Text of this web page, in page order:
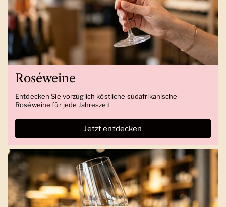
Roséweine
Entdecken Sie vorzüglich köstliche südafrikanische
Roséweine für jede Jahreszeit
Jetzt entdecken